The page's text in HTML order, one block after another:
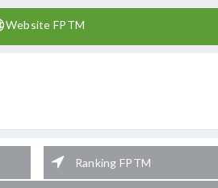
Website FPTM
Ranking FPTM